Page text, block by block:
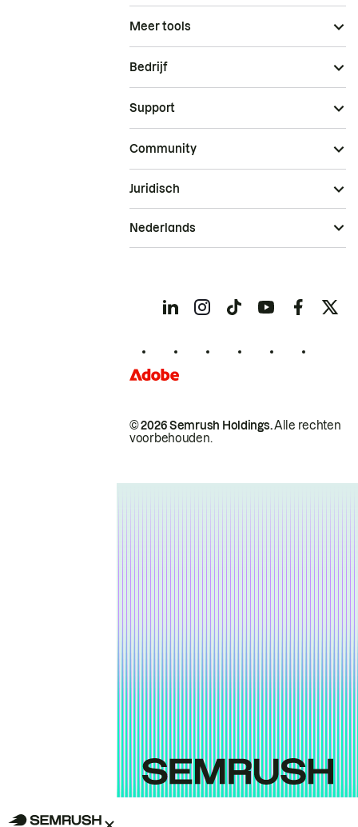
Meer tools
Bedrijf
Support
Community
© 2026 Semrush Holdings.Alle rechten
voorbehouden.
Juridisch
Nederlands